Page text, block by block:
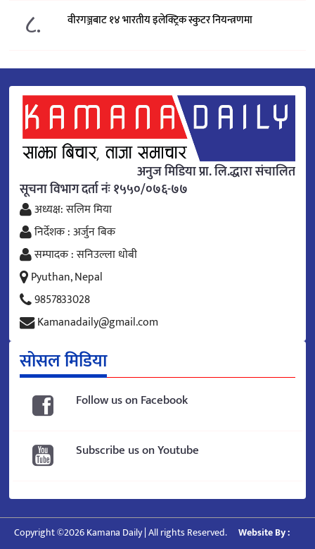
८. वीरगञ्जबाट १४ भारतीय इलेक्ट्रिक स्कुटर नियन्त्रणमा
अनुज मिडिया प्रा. लि.द्धारा संचालित
सूचना विभाग दर्ता नंः १५५०/०७६-७७
अध्यक्ष: सलिम मिया
निर्देशक : अर्जुन बिक
सम्पादक : सनिउल्ला धोबी
Pyuthan, Nepal
9857833028
Kamanadaily@gmail.com
सोसल मिडिया
Follow us on Facebook
Subscribe us on Youtube
Copyright ©2026 Kamana Daily | All rights Reserved. Website By :